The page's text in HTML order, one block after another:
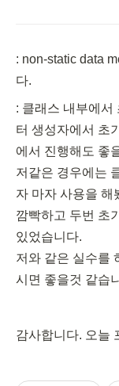
: non-static data
다.
: 클래스 내부에서
터 생성자에서 초
에서 진행해도 좋
저같은 경우에는
자 마자 사용을 해
깜빡하고 두번 초
있었습니다.
저와 같은 실수를
시면 좋을것 같습
감사합니다. 오늘